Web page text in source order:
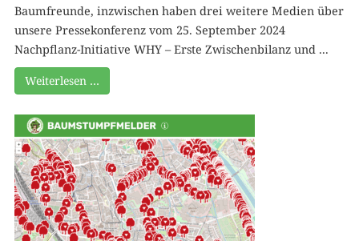
Baumfreunde, inzwischen haben drei weitere Medien über
unsere Pressekonferenz vom 25. September 2024
Nachpflanz-Initiative WHY – Erste Zwischenbilanz und ...
Weiterlesen …